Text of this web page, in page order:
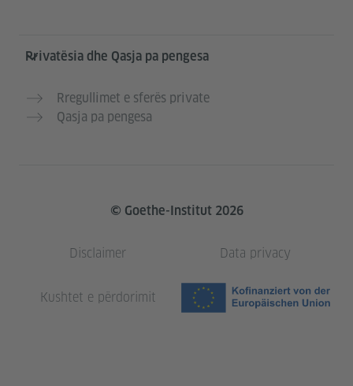
Privatësia dhe Qasja pa pengesa
Rregullimet e sferës private
Qasja pa pengesa
© Goethe-Institut 2026
Disclaimer Data privacy
Kushtet e përdorimit